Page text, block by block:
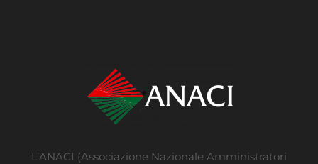
L’ANACI (Associazione Nazionale Amministratori